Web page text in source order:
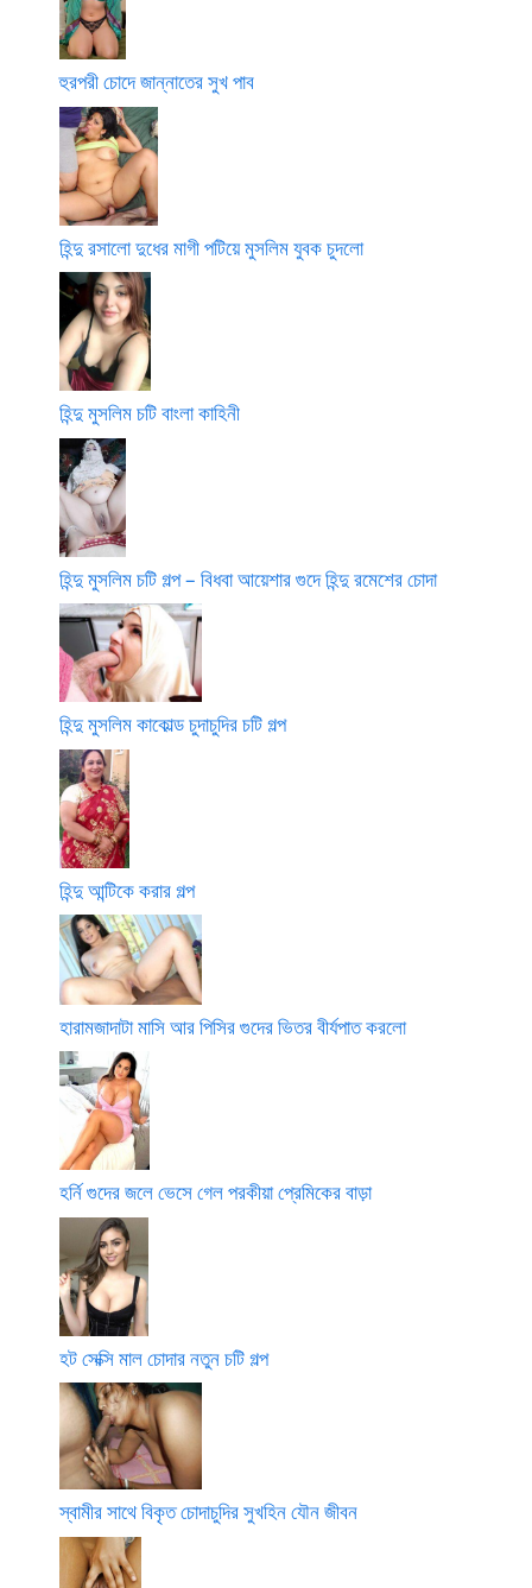
হুরপরী চোদে জান্নাতের সুখ পাব
হিন্দু রসালো দুধের মাগী পটিয়ে মুসলিম যুবক চুদলো
হিন্দু মুসলিম চটি বাংলা কাহিনী
হিন্দু মুসলিম চটি গল্প – বিধবা আয়েশার গুদে হিন্দু রমেশের চোদা
হিন্দু মুসলিম কাকোল্ড চুদাচুদির চটি গল্প
হিন্দু আন্টিকে করার গল্প
হারামজাদাটা মাসি আর পিসির গুদের ভিতর বীর্যপাত করলো
হর্নি গুদের জলে ভেসে গেল পরকীয়া প্রেমিকের বাড়া
হট সেক্সি মাল চোদার নতুন চটি গল্প
স্বামীর সাথে বিকৃত চোদাচুদির সুখহিন যৌন জীবন